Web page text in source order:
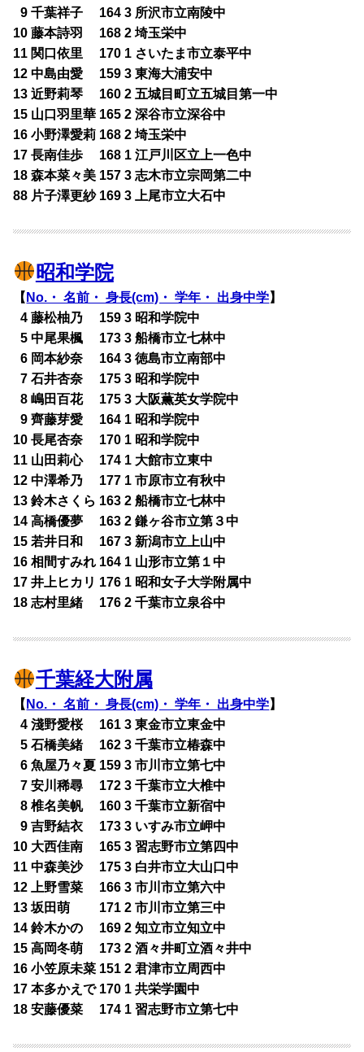
09 千葉祥子 164 3 所沢市立南陵中
10 藤本詩羽 168 2 埼玉栄中
11 関口依里 170 1 さいたま市立泰平中
12 中島由愛 159 3 東海大浦安中
13 近野莉琴 160 2 五城目町立五城目第一中
15 山口羽里華 165 2 深谷市立深谷中
16 小野澤愛莉 168 2 埼玉栄中
17 長南佳歩 168 1 江戸川区立上一色中
18 森本菜々美 157 3 志木市立宗岡第二中
88 片子澤更紗 169 3 上尾市立大石中
昭和学院
【 No.・ 名前・ 身長(cm)・ 学年・ 出身中学】
04 藤松柚乃 159 3 昭和学院中
05 中尾果楓 173 3 船橋市立七林中
06 岡本紗奈 164 3 徳島市立南部中
07 石井杏奈 175 3 昭和学院中
08 嶋田百花 175 3 大阪薫英女学院中
09 齊藤芽愛 164 1 昭和学院中
10 長尾杏奈 170 1 昭和学院中
11 山田莉心 174 1 大館市立東中
12 中澤希乃 177 1 市原市立有秋中
13 鈴木さくら 163 2 船橋市立七林中
14 高橋優夢 163 2 鎌ヶ谷市立第３中
15 若井日和 167 3 新潟市立上山中
16 相間すみれ 164 1 山形市立第１中
17 井上ヒカリ 176 1 昭和女子大学附属中
18 志村里緒 176 2 千葉市立泉谷中
千葉経大附属
【 No.・ 名前・ 身長(cm)・ 学年・ 出身中学】
04 淺野愛桜 161 3 東金市立東金中
05 石橋美緒 162 3 千葉市立椿森中
06 魚屋乃々夏 159 3 市川市立第七中
07 安川稀尋 172 3 千葉市立大椎中
08 椎名美帆 160 3 千葉市立新宿中
09 吉野結衣 173 3 いすみ市立岬中
10 大西佳南 165 3 習志野市立第四中
11 中森美沙 175 3 白井市立大山口中
12 上野雪菜 166 3 市川市立第六中
13 坂田萌 171 2 市川市立第三中
14 鈴木かの 169 2 知立市立知立中
15 高岡冬萌 173 2 酒々井町立酒々井中
16 小笠原未菜 151 2 君津市立周西中
17 本多かえで 170 1 共栄学園中
18 安藤優菜 174 1 習志野市立第七中